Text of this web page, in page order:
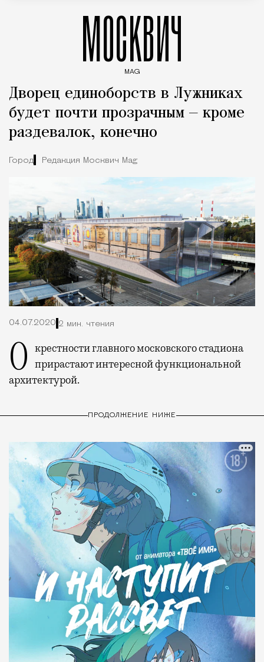
МОСКВИЧ
MAG
Дворец единоборств в Лужниках
будет почти прозрачным — кроме
раздевалок, конечно
Город Редакция Москвич Mag
04.07.2020 2 мин. чтения
Окрестности главного московского стадиона прирастают интересной функциональной
архитектурой.
ПРОДОЛЖЕНИЕ НИЖЕ